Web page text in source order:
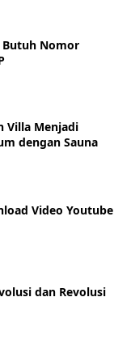
Butuh Nomor
Villa Menjadi
dengan Sauna
Video Youtube
dan Revolusi